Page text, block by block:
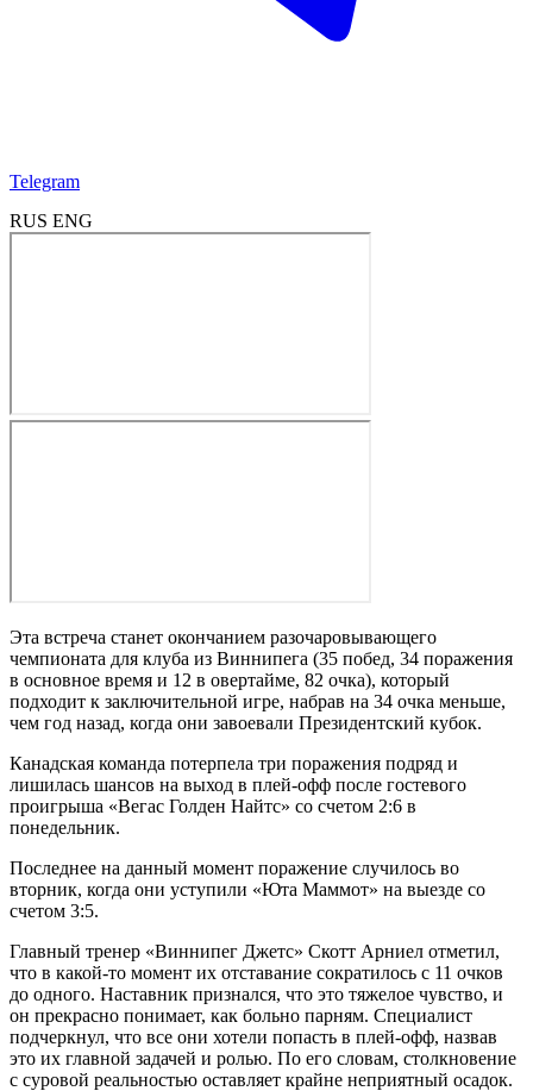
Telegram
RUS ENG
Эта встреча станет окончанием разочаровывающего
чемпионата для клуба из Виннипега (35 побед, 34 поражения
в основное время и 12 в овертайме, 82 очка), который
подходит к заключительной игре, набрав на 34 очка меньше,
чем год назад, когда они завоевали Президентский кубок.
Канадская команда потерпела три поражения подряд и
лишилась шансов на выход в плей-офф после гостевого
проигрыша «Вегас Голден Найтс» со счетом 2:6 в
понедельник.
Последнее на данный момент поражение случилось во
вторник, когда они уступили «Юта Маммот» на выезде со
счетом 3:5.
Главный тренер «Виннипег Джетс» Скотт Арниел отметил,
что в какой-то момент их отставание сократилось с 11 очков
до одного. Наставник признался, что это тяжелое чувство, и
он прекрасно понимает, как больно парням. Специалист
подчеркнул, что все они хотели попасть в плей-офф, назвав
это их главной задачей и ролью. По его словам, столкновение
с суровой реальностью оставляет крайне неприятный осадок.